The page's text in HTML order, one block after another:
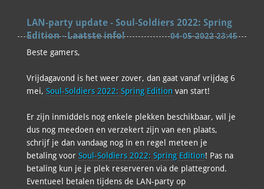
LAN-party update - Soul-Soldiers 2022: Spring
Edition - Laatste info!
04-05-2022 23:45
Beste gamers,
Vrijdagavond is het weer zover, dan gaat vanaf vrijdag 6
mei, Soul-Soldiers 2022: Spring Edition van start!
Er zijn inmiddels nog enkele plekken beschikbaar, wil je
dus nog meedoen en verzekert zijn van een plaats,
schrijf je dan vandaag nog in en regel meteen je
betaling voor Soul-Soldiers 2022: Spring Edition! Pas na
betaling kun je je plek reserveren via de plattegrond.
Eventueel betalen tijdens de LAN-party op